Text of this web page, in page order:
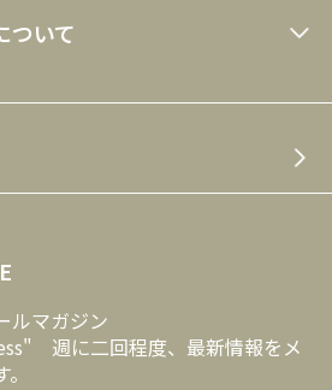
レイ
法
ポリシー
シー
ついて
イブラリー
ルマガジン
週に二回程度、最新情報をメ